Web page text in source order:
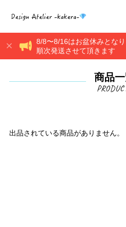
8/8〜8/16はお盆休みとな
順次発送させて頂きます
商品
出品されている商品がありません。